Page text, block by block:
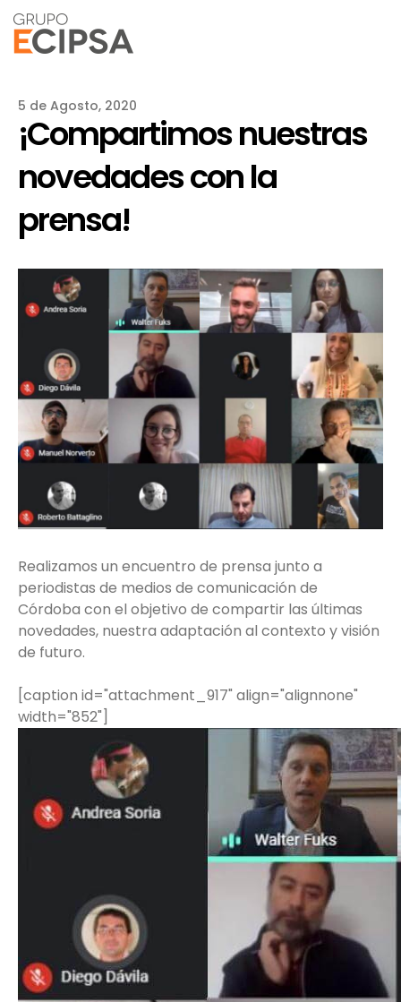
5 de Agosto, 2020
¡Compartimos nuestras
novedades con la
prensa!
Realizamos un encuentro de prensa junto a
periodistas de medios de comunicación de
Córdoba con el objetivo de compartir las últimas
novedades, nuestra adaptación al contexto y visión
de futuro.
[caption id="attachment_917" align="alignnone"
width="852"]